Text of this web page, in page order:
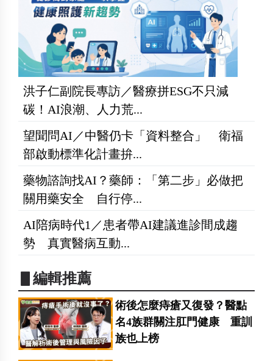
洪子仁副院長專訪／醫療拼ESG不只減
碳！AI浪潮、人力荒...
望聞問AI／中醫仍卡「資料整合」 衛福
部啟動標準化計畫拚...
藥物諮詢找AI？藥師：「第二步」必做把
關用藥安全 自行停...
AI陪病時代1／患者帶AI建議進診間成趨
勢 真實醫病互動...
▋編輯推薦
術後怎麼痔瘡又復發？醫點
名4族群關注肛門健康 重訓
族也上榜